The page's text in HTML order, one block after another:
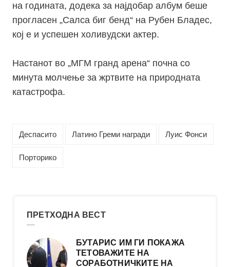
на годината, додека за најдобар албум беше
прогласен „Салса биг бенд“ на Рубен Бладес,
кој е и успешен холивудски актер.
Настанот во „МГМ гранд арена“ почна со
минута молчење за жртвите на природната
катастрофа.
Деспасито Латино Греми награди Луис Фонси
Порторико
ПРЕТХОДНА ВЕСТ
БУТАРИС ИМ ГИ ПОКАЖА
ТЕТОВАЖИТЕ НА
СОРАБОТНИЧКИТЕ НА